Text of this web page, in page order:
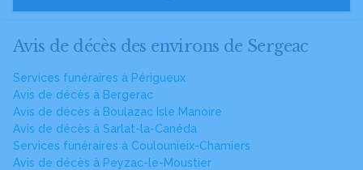
Avis de décès des environs de Sergeac
Services funéraires à Périgueux
Avis de décès à Bergerac
Avis de décès à Boulazac Isle Manoire
Avis de décès à Sarlat-la-Canéda
Services funéraires à Coulounieix-Chamiers
Avis de décès à Peyzac-le-Moustier